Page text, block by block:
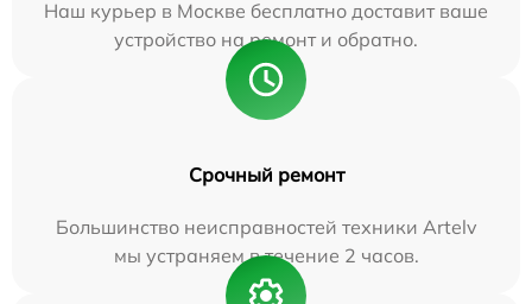
Наш курьер в Москве бесплатно доставит ваше
устройство на ремонт и обратно.
Срочный ремонт
Большинство неисправностей техники Artelv
мы устраняем в течение 2 часов.